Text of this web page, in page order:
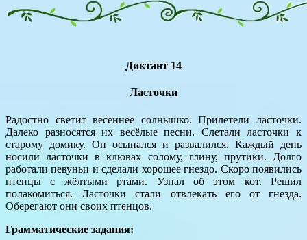
Диктант 14
Ласточки
Радостно светит весеннее солнышко. Прилетели ласточки.
Далеко разносятся их весёлые песни. Слетали ласточки к
старому домику. Он осыпался и развалился. Каждый день
носили ласточки в клювах солому, глину, прутики. Долго
работали певуньи и сделали хорошее гнездо. Скоро появились
птенцы с жёлтыми ртами. Узнал об этом кот. Решил
полакомиться. Ласточки стали отвлекать его от гнезда.
Оберегают они своих птенцов.
Грамматические задания: